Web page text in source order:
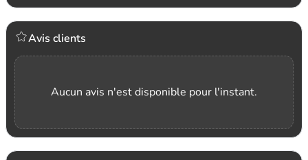
Avis clients
Aucun avis n'est disponible pour l'instant.